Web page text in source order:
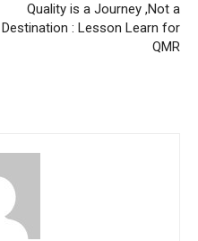
Quality is a Journey ,Not a
Destination : Lesson Learn for
QMR